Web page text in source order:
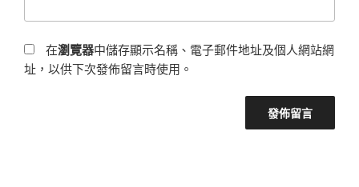
在瀏覽器中儲存顯示名稱、電子郵件地址及個人網站網
址，以供下次發佈留言時使用。